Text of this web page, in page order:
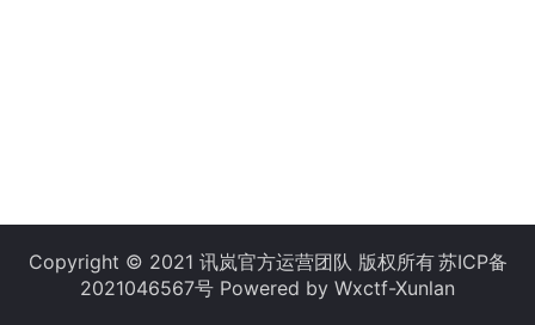
Copyright © 2021 讯岚官方运营团队 版权所有苏ICP备
2021046567号 Powered by Wxctf-Xunlan